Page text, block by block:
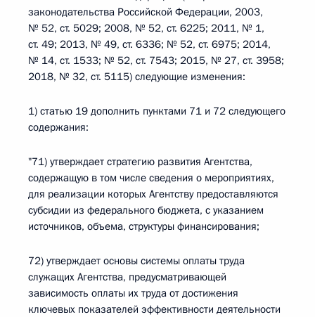
законодательства Российской Федерации, 2003,
№ 52, ст. 5029; 2008, № 52, ст. 6225; 2011, № 1,
ст. 49; 2013, № 49, ст. 6336; № 52, ст. 6975; 2014,
№ 14, ст. 1533; № 52, ст. 7543; 2015, № 27, ст. 3958;
2018, № 32, ст. 5115) следующие изменения:
1) статью 19 дополнить пунктами 71 и 72 следующего
содержания:
"71) утверждает стратегию развития Агентства,
содержащую в том числе сведения о мероприятиях,
для реализации которых Агентству предоставляются
субсидии из федерального бюджета, с указанием
источников, объема, структуры финансирования;
72) утверждает основы системы оплаты труда
служащих Агентства, предусматривающей
зависимость оплаты их труда от достижения
ключевых показателей эффективности деятельности